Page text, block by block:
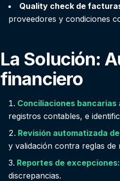
Quality check de
proveedores y condiciones
La Solución:
financiero
Conciliaciones bancarias
registros contables, e
Revisión automatizada
y validación contra reglas de
Reportes de excepciones:
discrepancias.